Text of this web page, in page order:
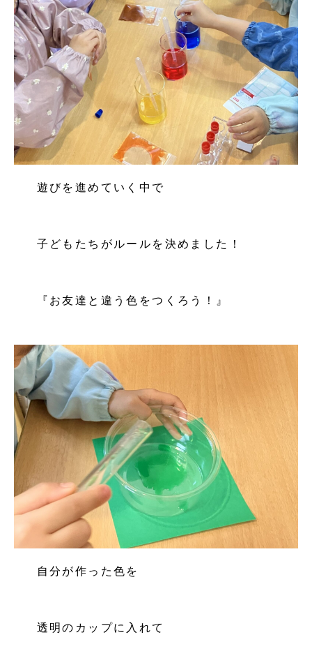
遊びを進めていく中で
子どもたちがルールを決めました！
『お友達と違う色をつくろう！』
自分が作った色を
透明のカップに入れて